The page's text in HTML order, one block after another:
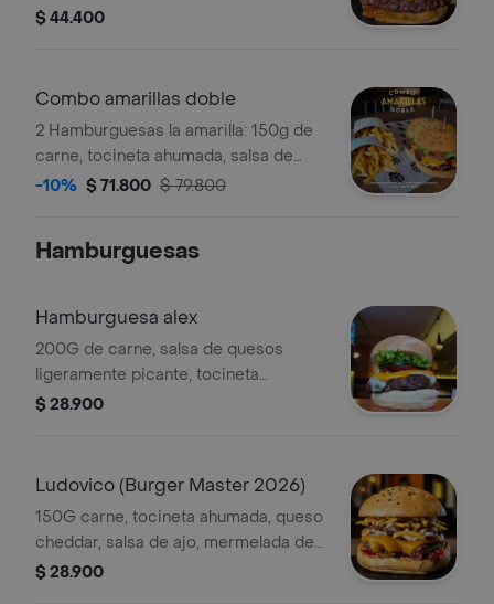
bbq, pepinillos, queso mozzarella,
$ 44.400
Combo amarillas doble
2 Hamburguesas la amarilla: 150g de
carne, tocineta ahumada, salsa de
queso cheddar, queso cheddar
Litro
-10% $ 71.800 $ 79.800
Hamburguesas
Hamburguesa alex
200G de carne, salsa de quesos
ligeramente picante, tocineta
ahumada, queso cheddar tajado,
$ 28.900
Ludovico (Burger Master 2026)
150G carne, tocineta ahumada, queso
cheddar, salsa de ajo, mermelada de
tomate en reducción de vino tinto y
$ 28.900